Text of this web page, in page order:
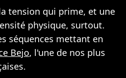
tension qui prime, et une
physique, surtout.
séquences mettant en
Bejo, l'une de nos plus